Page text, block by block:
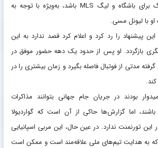
تجاری یک اتفاق بزرگ برای باشگاه و لیگ MLS باشد، به‌ویژه با توجه به
او با لیونل مسی.
این پیشنهاد را رد کرد و اعلام کرد قصد ندارد به این
بازگردد. او پس از حدود یک دهه حضور موفق در
مدتی از فوتبال فاصله بگیرد و زمان بیشتری را در
بودند در جریان جام جهانی بتوانند مذاکرات
اما گزارش‌ها حاکی از آن است که گواردیولا
این تورنمنت ندارد. در عین حال، این مربی اسپانیایی
که به هدایت تیم‌های ملی علاقه‌مند است و ممکن است